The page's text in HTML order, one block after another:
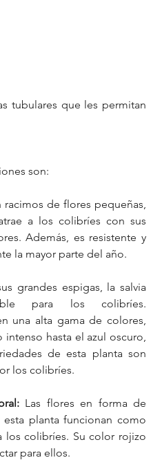
tubulares que les permitan
son:
racimos de flores pequeñas,
a los colibríes con sus
Además, es resistente y
la mayor parte del año.
grandes espigas, la salvia
para los colibríes.
una alta gama de colores,
intenso hasta el azul oscuro,
de esta planta son
los colibríes.
Las flores en forma de
planta funcionan como
los colibríes. Su color rojizo
para ellos.